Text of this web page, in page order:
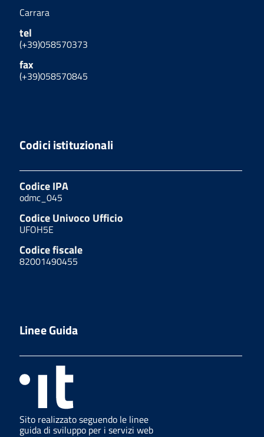
Carrara
tel
(+39)058570373
fax
(+39)058570845
Codici istituzionali
Codice IPA
odmc_045
Codice Univoco Ufficio
UFOH5E
Codice fiscale
82001490455
Linee Guida
Sito realizzato seguendo le linee
guida di sviluppo per i servizi web